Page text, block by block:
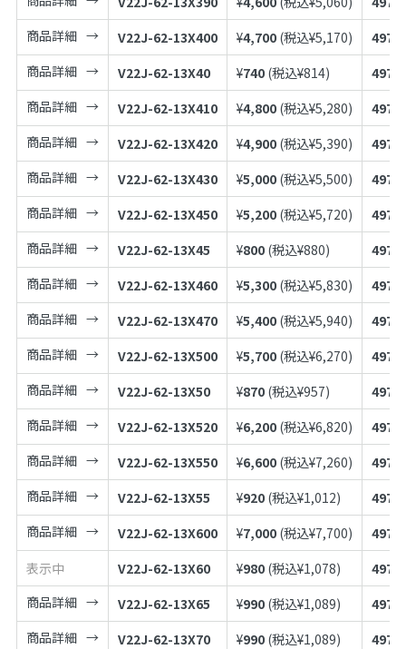
商品詳細
V22J-62-13X400 ¥4,700 (税込¥5,170)
商品詳細
V22J-62-13X40 ¥740 (税込¥814)
商品詳細
V22J-62-13X410 ¥4,800 (税込¥5,280)
商品詳細
V22J-62-13X420 ¥4,900 (税込¥5,390)
商品詳細
V22J-62-13X430 ¥5,000 (税込¥5,500)
商品詳細
V22J-62-13X450 ¥5,200 (税込¥5,720)
商品詳細
V22J-62-13X45 ¥800 (税込¥880)
商品詳細
V22J-62-13X460 ¥5,300 (税込¥5,830)
商品詳細
V22J-62-13X470 ¥5,400 (税込¥5,940)
商品詳細
V22J-62-13X500 ¥5,700 (税込¥6,270)
商品詳細
V22J-62-13X50 ¥870 (税込¥957)
商品詳細
V22J-62-13X520 ¥6,200 (税込¥6,820)
商品詳細
V22J-62-13X550 ¥6,600 (税込¥7,260)
商品詳細
V22J-62-13X55 ¥920 (税込¥1,012)
商品詳細
V22J-62-13X600 ¥7,000 (税込¥7,700)
表示中
V22J-62-13X60 ¥980 (税込¥1,078)
商品詳細
V22J-62-13X65 ¥990 (税込¥1,089)
商品詳細
V22J-62-13X70 ¥990 (税込¥1,089)